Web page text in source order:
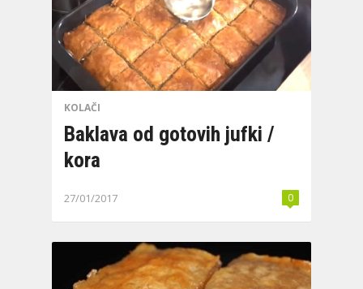
KOLAČI
Baklava od gotovih jufki /
kora
27/01/2017 0